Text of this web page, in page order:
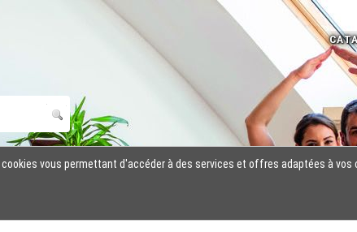
vous permettant d'accéder à des services et offres adaptées à